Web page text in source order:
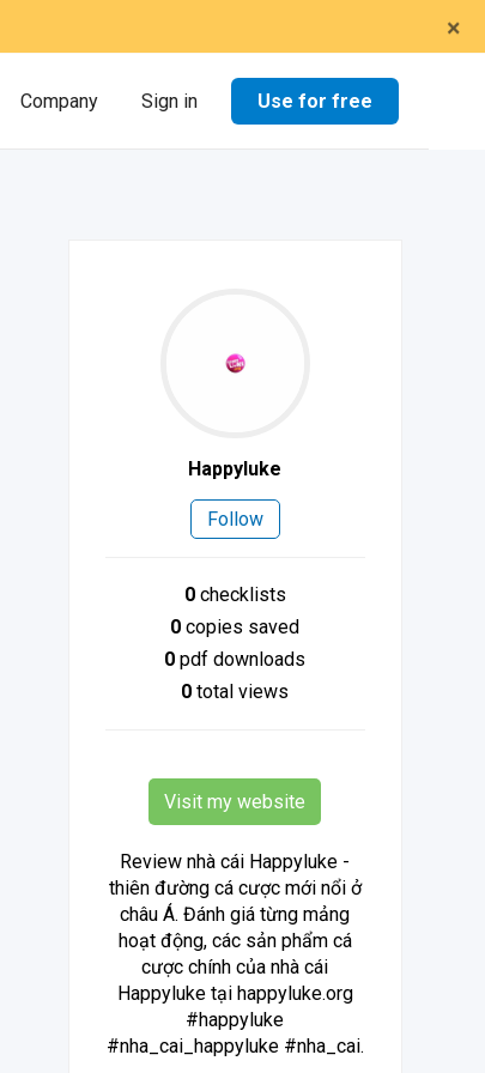
×
Company Sign in Use for free
Happyluke
Follow
0checklists
0 copies saved
0 pdf downloads
0 total views
Visit my website
Review nhà cái Happyluke -
thiên đường cá cược mới nổi ở
châu Á. Đánh giá từng mảng
hoạt động, các sản phẩm cá
cược chính của nhà cái
Happyluke tại happyluke.org
#happyluke
#nha_cai_happyluke #nha_cai.